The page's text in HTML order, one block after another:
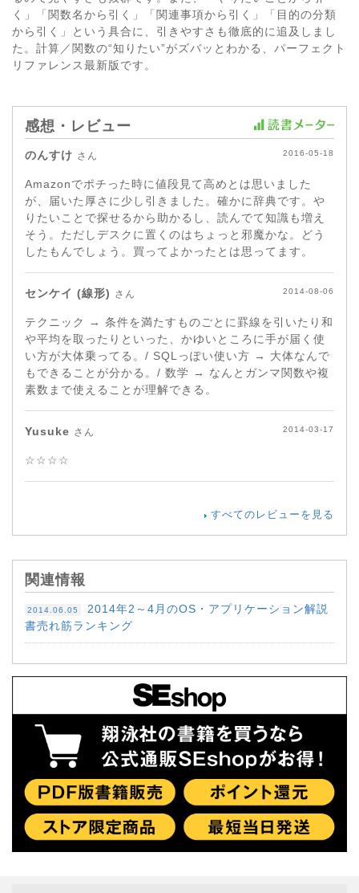
く」「関数名から引く」「関連事項から引く」「目的の分類
から引く」という具合に、引きやすさも徹底的に追及しまし
た。計算／関数の“知りたい”がズバッとわかる、パーフェクト
リファレンス最新版です。
感想・レビュー
のんすけ さん 2016-05-18
Amazonでポチった時に値段見て高めとは思いました
が、届いた厚さに少し引きました。確かに辞典です。や
りたいことで探せるから助かるし、読んでて知識も増え
そう。ただしデスクに置くのはちょっと邪魔かな。どう
したもんでしょう。買ってよかったとは思ってます。
センケイ (線形) さん 2014-08-06
テクニック → 条件を満たすものごとに罫線を引いたり和
や平均を取ったりといった、かゆいところに手が届く使
い方が大体乗ってる。/ SQLっぽい使い方 → 大体なんで
もできることが分かる。/ 数学 → なんとガンマ関数や複
素数まで使えることが理解できる。
Yusuke さん 2014-03-17
☆☆☆☆
すべてのレビューを見る
関連情報
2014.06.05
2014年2～4月のOS・アプリケーション解説
書売れ筋ランキング